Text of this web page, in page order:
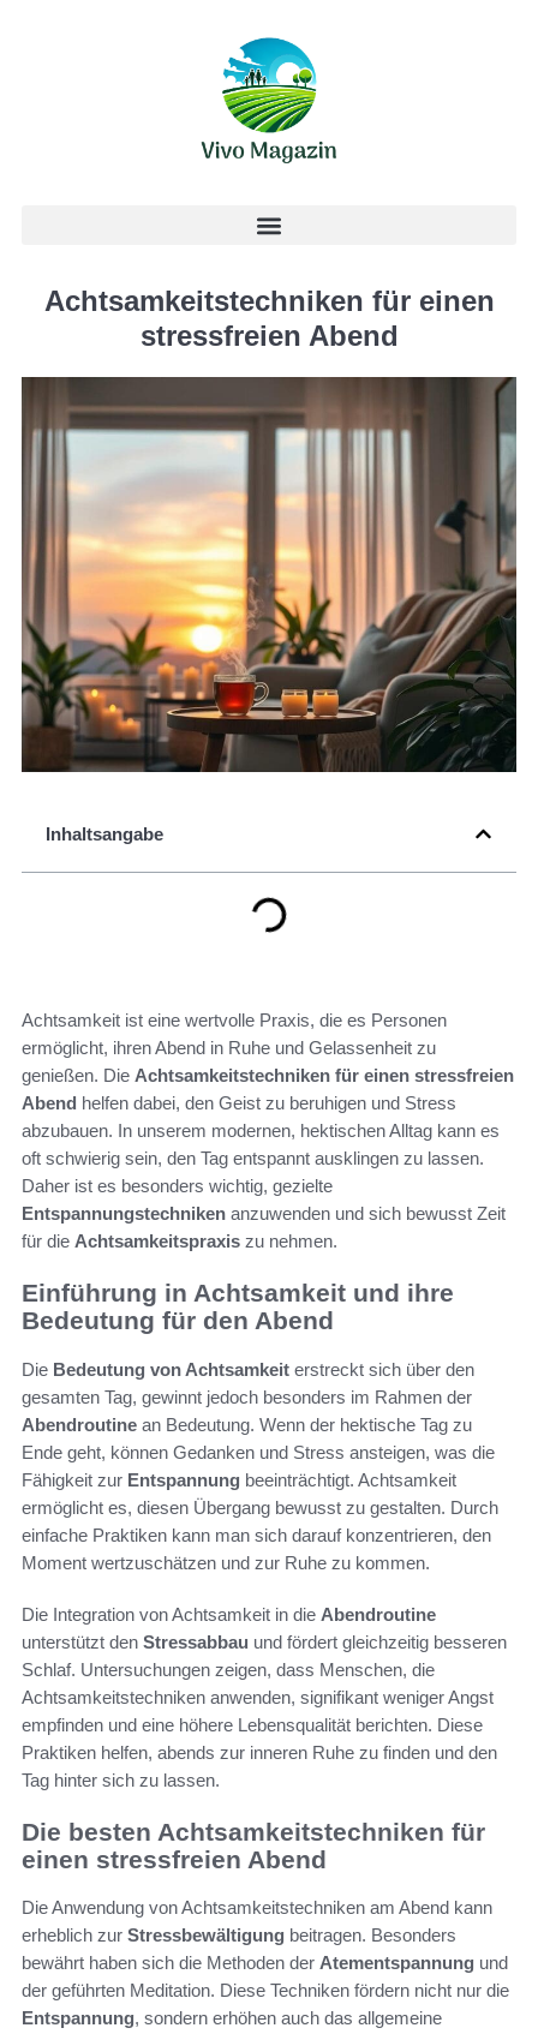
Achtsamkeitstechniken für einen
stressfreien Abend
Inhaltsangabe
Achtsamkeit ist eine wertvolle Praxis, die es Personen
ermöglicht, ihren Abend in Ruhe und Gelassenheit zu
genießen. Die Achtsamkeitstechniken für einen stressfreien
Abend helfen dabei, den Geist zu beruhigen und Stress
abzubauen. In unserem modernen, hektischen Alltag kann es
oft schwierig sein, den Tag entspannt ausklingen zu lassen.
Daher ist es besonders wichtig, gezielte
Entspannungstechniken anzuwenden und sich bewusst Zeit
für die Achtsamkeitspraxis zu nehmen.
Einführung in Achtsamkeit und ihre
Bedeutung für den Abend
Die Bedeutung von Achtsamkeit erstreckt sich über den
gesamten Tag, gewinnt jedoch besonders im Rahmen der
Abendroutine an Bedeutung. Wenn der hektische Tag zu
Ende geht, können Gedanken und Stress ansteigen, was die
Fähigkeit zur Entspannung beeinträchtigt. Achtsamkeit
ermöglicht es, diesen Übergang bewusst zu gestalten. Durch
einfache Praktiken kann man sich darauf konzentrieren, den
Moment wertzuschätzen und zur Ruhe zu kommen.
Die Integration von Achtsamkeit in die Abendroutine
unterstützt den Stressabbau und fördert gleichzeitig besseren
Schlaf. Untersuchungen zeigen, dass Menschen, die
Achtsamkeitstechniken anwenden, signifikant weniger Angst
empfinden und eine höhere Lebensqualität berichten. Diese
Praktiken helfen, abends zur inneren Ruhe zu finden und den
Tag hinter sich zu lassen.
Die besten Achtsamkeitstechniken für
einen stressfreien Abend
Die Anwendung von Achtsamkeitstechniken am Abend kann
erheblich zur Stressbewältigung beitragen. Besonders
bewährt haben sich die Methoden der Atementspannung und
der geführten Meditation. Diese Techniken fördern nicht nur die
Entspannung, sondern erhöhen auch das allgemeine